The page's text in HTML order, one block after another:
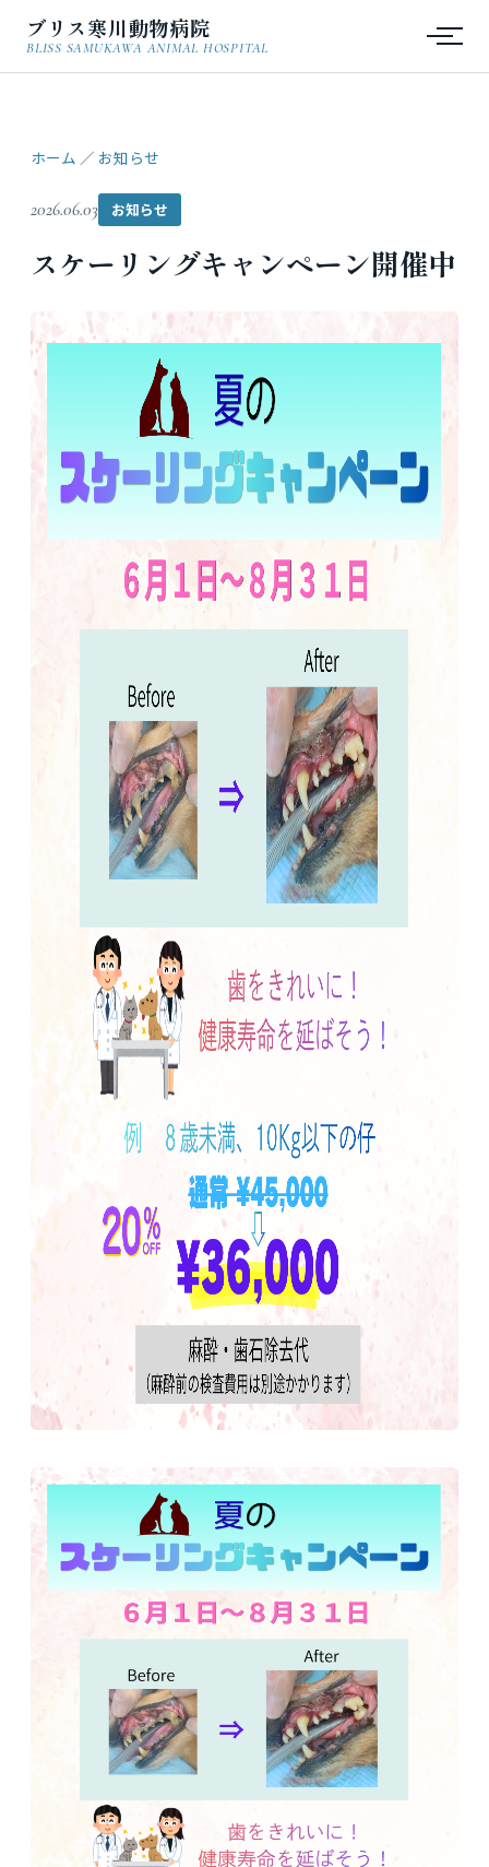
ブリス寒川動物病院
BLISS SAMUKAWA ANIMAL HOSPITAL
ホーム ／ お知らせ
2026.06.03 お知らせ
スケーリングキャンペーン開催中